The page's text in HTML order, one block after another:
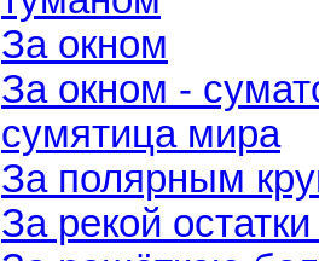
За окном
За окном -
сумятица мира
За полярным
За рекой